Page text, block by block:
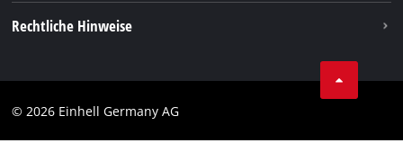
Vertrag widerrufen
Rechtliche Hinweise
Impressum
© 2026 Einhell Germany AG